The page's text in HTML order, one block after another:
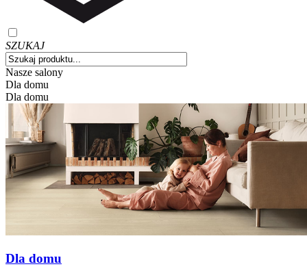
SZUKAJ
Nasze salony
Dla domu
Dla domu
Dla domu